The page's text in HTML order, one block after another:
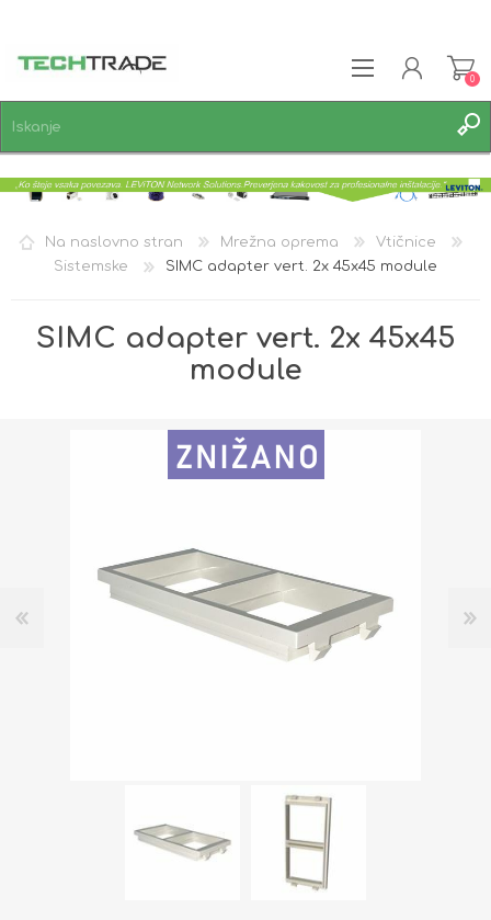
PRIJAVA
0
Na naslovno stran Mrežna oprema
Vtičnice
Sistemske
SIMC adapter vert. 2x 45x45 module
SIMC adapter vert. 2x 45x45
module